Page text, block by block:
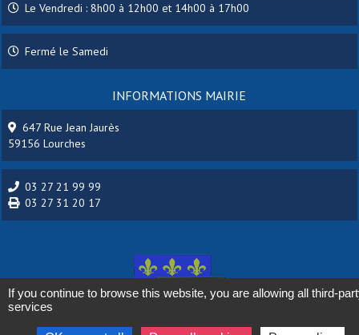
Le Vendredi : 8h00 à 12h00 et 14h00 à 17h00
Fermé le Samedi
INFORMATIONS MAIRIE
647 Rue Jean Jaurès
59156 Lourches
03 27 21 99 99
03 27 31 20 17
If you continue to browse this website, you are allowing all third-
services